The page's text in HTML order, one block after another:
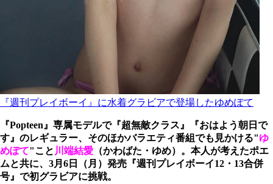
『週刊プレイボーイ』に水着グラビアで登場したゆめぽて
『Popteen』専属モデルで『超無敵クラス』『おはよう朝日で
す』のレギュラー、そのほかバラエティ番組でも見かける"ゆ
めぽて"こと 川端結愛 （かわばた・ゆめ）。本人が考えたポエ
ムと共に、3月6日（月）発売『週刊プレイボーイ12・13合併
号』で初グラビアに挑戦。